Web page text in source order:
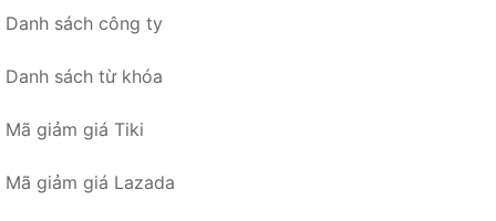
Danh sách công ty
Danh sách từ khóa
Mã giảm giá Tiki
Mã giảm giá Lazada